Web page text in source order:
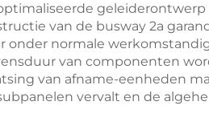
geleiderontwerp
van de busway 2a
onder normale
van componenten
van afname-eenheden
vervalt en de